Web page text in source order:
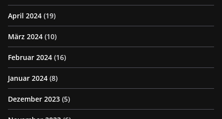
April 2024 (19)
März 2024 (10)
Februar 2024 (16)
Januar 2024 (8)
Dezember 2023 (5)